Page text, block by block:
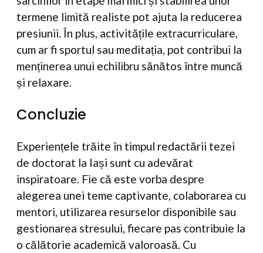
termene limită realiste pot ajuta la reducerea
presiunii. În plus, activitățile extracurriculare,
cum ar fi sportul sau meditația, pot contribui la
menținerea unui echilibru sănătos între muncă
și relaxare.
Concluzie
Experiențele trăite în timpul redactării tezei
de doctorat la Iași sunt cu adevărat
inspiratoare. Fie că este vorba despre
alegerea unei teme captivante, colaborarea cu
mentori, utilizarea resurselor disponibile sau
gestionarea stresului, fiecare pas contribuie la
o călătorie academică valoroasă. Cu